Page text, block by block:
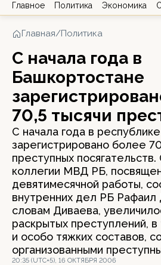
Главное Политика Экономика
Главная/Политика
С начала года в
Башкортостане
70,5 тысячи
С начала года в республике
зарегистрировано более
преступных
коллегии МВД РБ,
девятимесячной работы,
внутренних дел РБ
словам Диваева,
раскрытых преступлений,
и особо тяжких составов,
организованными
20:35 (UTC+5), 16 ОКТЯБРЯ 2006